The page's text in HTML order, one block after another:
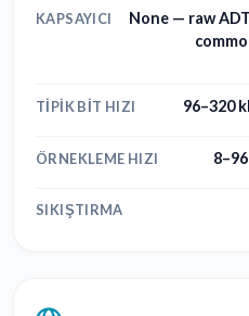
KAPSAYICI
None — raw
TIPIK BIT HIZI 96–320
ÖRNEKLEME HIZI
SIKIŞTIRMA